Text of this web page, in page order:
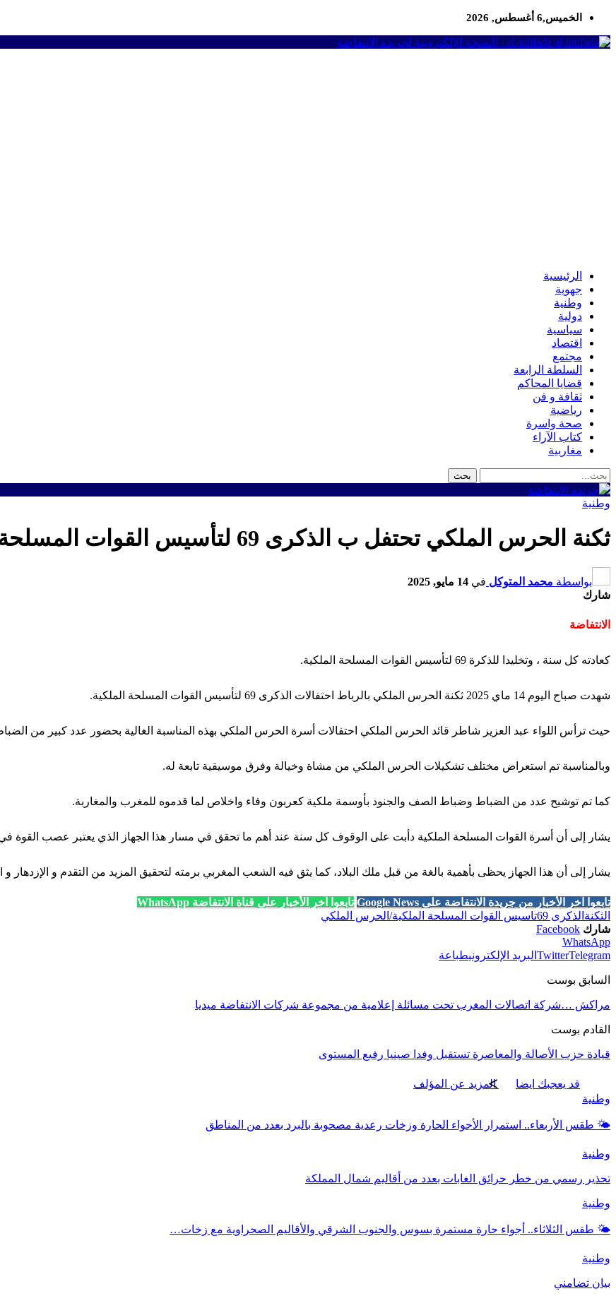
الخميس,6 أغسطس, 2026
al-intifada - النسخة الإلكترونية لجريدة الانتفاضة
الرئيسية
جهوية
وطنية
دولية
سياسية
اقتصاد
مجتمع
السلطة الرابعة
قضايا المحاكم
ثقافة و فن
رياضية
صحة واسرة
كتاب الآراء
مغاربية
وطنية
ثكنة الحرس الملكي تحتفل ب الذكرى 69 لتأسيس القوات المسلحة الملكية
بواسطة محمد المتوكل في 14 مايو, 2025
شارك
الانتفاضة
كعادته كل سنة ، وتخليدا للذكرة 69 لتأسيس القوات المسلحة الملكية.
شهدت صباح اليوم 14 ماي 2025 ثكنة الحرس الملكي بالرباط احتفالات الذكرى 69 لتأسيس القوات المسلحة الملكية.
حيث ترأس اللواء عبد العزيز شاطر قائد الحرس الملكي احتفالات أسرة الحرس الملكي بهذه المناسبة الغالية بحضور عدد كبير من
وبالمناسبة تم استعراض مختلف تشكيلات الحرس الملكي من مشاة وخيالة وفرق موسيقية تابعة له.
كما تم توشيح عدد من الضباط وضباط الصف والجنود بأوسمة ملكية كعربون وفاء واخلاص لما قدموه للمغرب والمغاربة.
يشار إلى أن أسرة القوات المسلحة الملكية دأبت على الوقوف كل سنة عند أهم ما تحقق في مسار هذا الجهاز الذي يعتبر عصب القوة في
يشار إلى أن هذا الجهاز يحظى بأهمية بالغة من قبل ملك البلاد، كما يثق فيه الشعب المغربي برمته لتحقيق المزيد من التقدم و الإزدهار و
تابعوا آخر الأخبار من جريدة الانتفاضة على Google News
تابعوا آخر الأخبار على قناة الانتفاضة WhatsApp
الثكنة الذكرى 69
تاسيس القوات المسلحة الملكية/الحرس الملكي
شارك Facebook
WhatsApp
TwitterTelegram البريد الإلكترونيطباعة
السابق بوست
مراكش …شركة اتصالات المغرب تحت مسائلة إعلامية من مجموعة شركات الانتفاضة ميديا
القادم بوست
قيادة حزب الأصالة والمعاصرة تستقبل وفدا صينيا رفيع المستوى
قد يعجبك ايضا
المزيد عن المؤلف
وطنية
🌤️ طقس الأربعاء.. استمرار الأجواء الحارة وزخات رعدية مصحوبة بالبرد بعدد من المناطق
وطنية
تحذير رسمي من خطر حرائق الغابات بعدد من أقاليم شمال المملكة
وطنية
🌤️ طقس الثلاثاء.. أجواء حارة مستمرة بسوس والجنوب الشرقي والأقاليم الصحراوية مع زخات…
وطنية
بيان تضامني